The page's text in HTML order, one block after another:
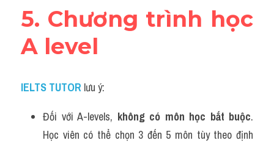
5. Chương trình học
A level
IELTS TUTOR lưu ý:
Đối với A-levels, không có môn học bắt buộc.
Học viên có thể chọn 3 đến 5 môn tùy theo định